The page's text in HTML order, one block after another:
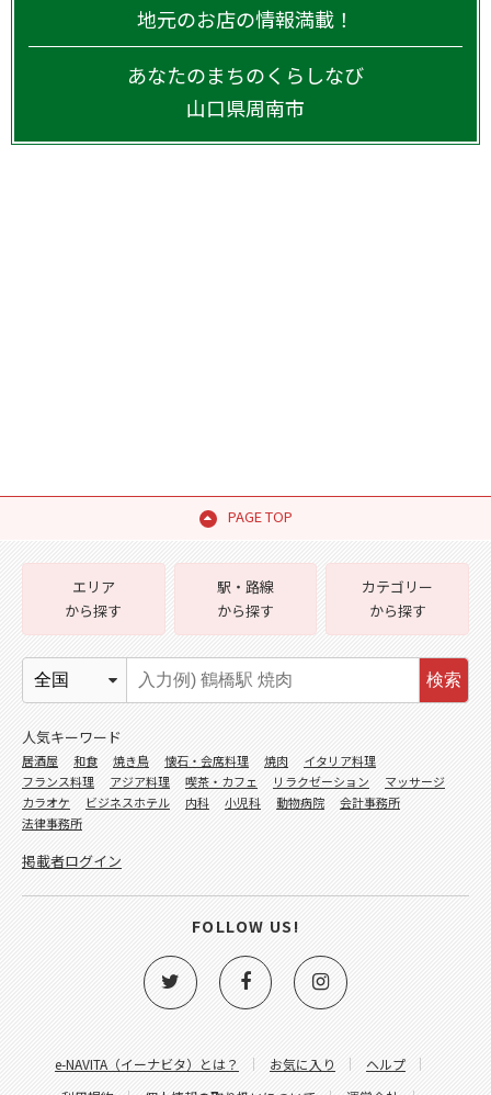
地元のお店の情報満載！
あなたのまちのくらしなび
山口県周南市
PAGE TOP
e-NAVITA（イーナビタ）とは？ お気に入り
ヘルプ
エリア
から探す
駅・路線
から探す
カテゴリー
から探す
検索
人気キーワード
居酒屋 和食 焼き鳥 懐石・会席料理 焼肉
イタリア料理
フランス料理
アジア料理 喫茶・カフェ リラクゼーション
マッサージ
カラオケ
ビジネスホテル 内科 小児科 動物病院
会計事務所
法律事務所
掲載者ログイン
FOLLOW US!